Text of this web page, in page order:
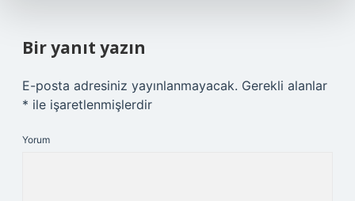
Bir yanıt yazın
E-posta adresiniz yayınlanmayacak. Gerekli alanlar
* ile işaretlenmişlerdir
Yorum